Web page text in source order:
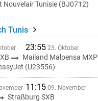
Nouvelair Tunisie (BJ0712)
Tunis
23:55 23. Oktober
Mailand Malpensa MXP
(U23556)
11:15 09. November
Straßburg SXB